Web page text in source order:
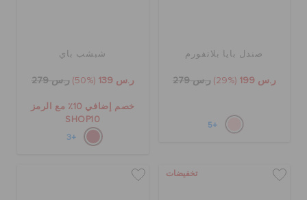
صندل بايا بلاتفورم
ر.س 199 (29%) ر.س 279
+5
شبشب باي
ر.س 139 (50%) ر.س 279
خصم إضافي 10٪ مع الرمز
SHOP10
+3
تخفيضات